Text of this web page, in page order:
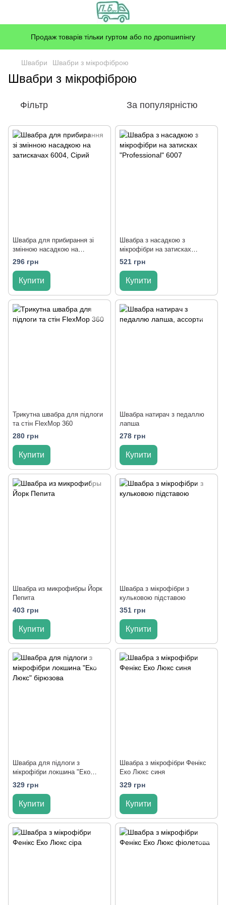
Продаж товарів тільки гуртом або по дропшипінгу
Швабри Швабри з мікрофіброю
Швабри з мікрофіброю
Фільтр За популярністю
Швабра для прибирання зі
змінною насадкою на
затискачах 6004
296 грн
Купити
Швабра з насадкою з
мікрофібри на затисках
"Professional" 6007
521 грн
Купити
Трикутна швабра для підлоги
та стін FlexMop 360
280 грн
Купити
Швабра натирач з педаллю
лапша
278 грн
Купити
Швабра из микрофибры Йорк
Пепита
403 грн
Купити
Швабра з мікрофібри з
кульковою підставою
351 грн
Купити
Швабра для підлоги з
мікрофібри локшина "Еко
Люкс" бірюзова
329 грн
Купити
Швабра з мікрофібри Фенікс
Еко Люкс синя
329 грн
Купити